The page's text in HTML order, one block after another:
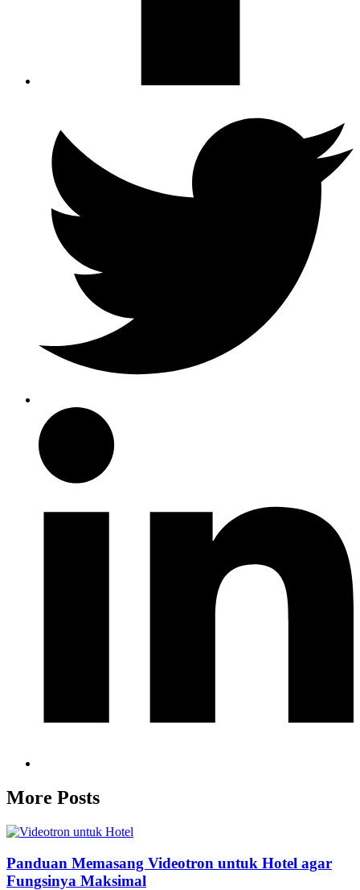
More Posts
Panduan Memasang Videotron untuk Hotel agar
Fungsinya Maksimal